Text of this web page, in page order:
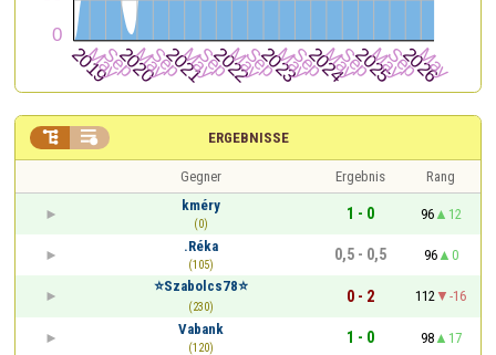
ERGEBNISSE
 
Gegner Ergebnis
Rang
kméry
(0)
1 - 0 96
12
.Réka
(105)
0,5 - 0,5 96
0
⭐️Szabolcs78⭐️
(230)
0 - 2 112
-16
Vabank
(120)
1 - 0 98
17